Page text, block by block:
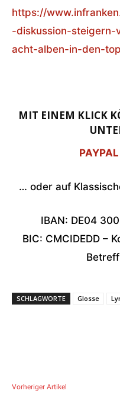
https://
-diskussion-steigern-
acht-alben-in-den-
MIT EINEM KLICK
… oder auf
IBAN: DE04
BIC: CMCIDEDD –
SCHLAGWORTE Glosse
Vorheriger Artikel